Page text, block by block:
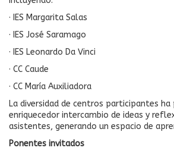
· IES Margarita Salas
· IES José Saramago
· IES Leonardo Da Vinci
· CC Caude
· CC María Auxiliadora
La diversidad de centros participantes
enriquecedor intercambio de ideas y
asistentes, generando un espacio de
Ponentes invitados